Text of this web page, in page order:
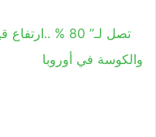
تصل لـ” 80 %
والكوسة في أوروبا